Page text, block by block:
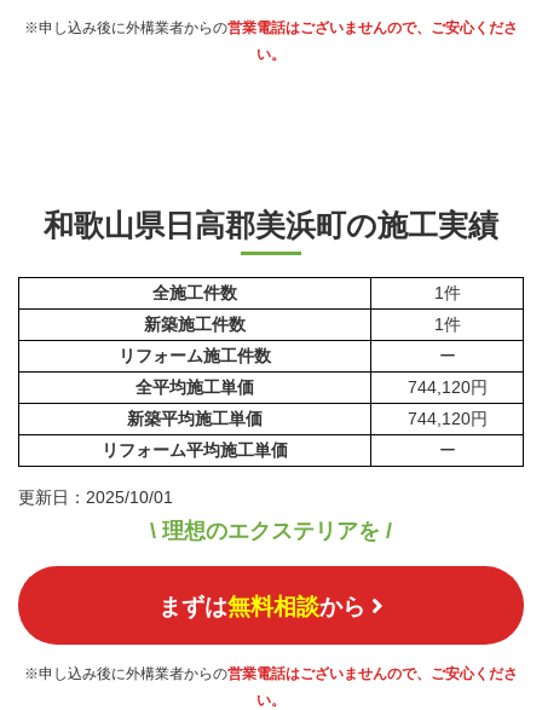
※申し込み後に外構業者からの営業電話はございませんので、ご安心くださ
い。
和歌山県日高郡美浜町の施工実績
全施工件数
1件
新築施工件数
1件
リフォーム施工件数
ー
全平均施工単価
744,120円
新築平均施工単価
744,120円
リフォーム平均施工単価
ー
更新日：2025/10/01
\ 理想のエクステリアを /
まずは無料相談から
※申し込み後に外構業者からの営業電話はございませんので、ご安心くださ
い。